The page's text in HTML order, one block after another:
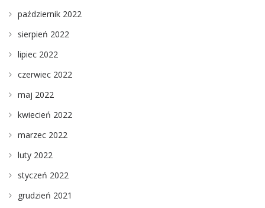
październik 2022
sierpień 2022
lipiec 2022
czerwiec 2022
maj 2022
kwiecień 2022
marzec 2022
luty 2022
styczeń 2022
grudzień 2021